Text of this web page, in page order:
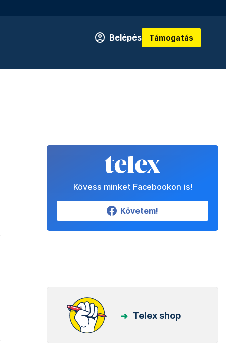
Belépés Támogatás
Kövess minket Facebookon is!
Követem!
Telex shop